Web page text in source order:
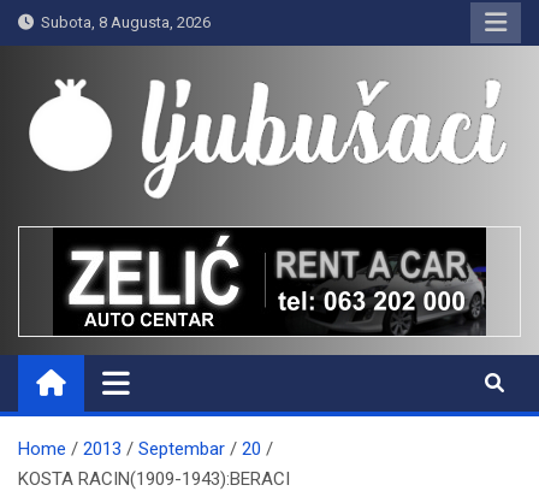
Skip
to
content
Subota, 8 Augusta, 2026
Ljubušaci
Svom voljenom gradu
Home 2013 Septembar
20
KOSTA RACIN(1909-1943):BERACI